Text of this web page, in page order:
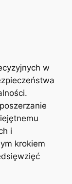
w
i
krokiem